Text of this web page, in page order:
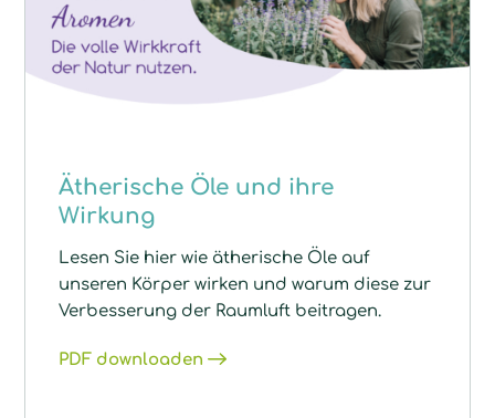
Ätherische Öle und ihre
Wirkung
Lesen Sie hier wie ätherische Öle auf
unseren Körper wirken und warum diese zur
Verbesserung der Raumluft beitragen.
PDF downloaden